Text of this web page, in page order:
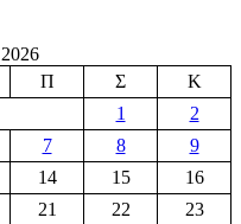
Π Σ
Κ
1
2
7 8
9
14 15
16
21 22
23